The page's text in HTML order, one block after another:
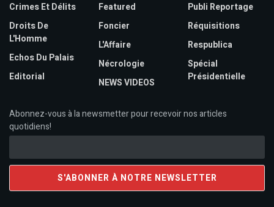
Crimes Et Délits
Droits De
L'Homme
Echos Du Palais
Editorial
Featured
Foncier
L'Affaire
Nécrologie
NEWS VIDEOS
Publi Reportage
Réquisitions
Respublica
Spécial
Présidentielle
Abonnez-vous à la newsmetter pour recevoir nos articles
quotidiens!